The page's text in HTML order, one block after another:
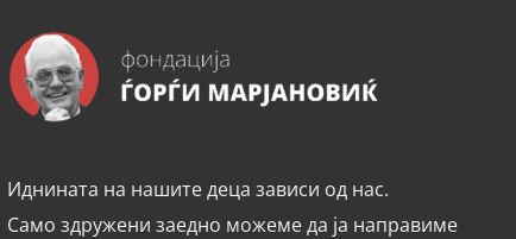
Иднината на нашите деца зависи од нас.
Само здружени заедно можеме да ја направиме